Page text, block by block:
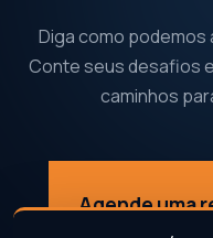
Diga como podemos
Conte seus desafios
caminhos
Agende uma